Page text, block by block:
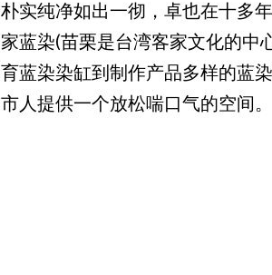
朴实纯净如出一彻，卓也在十多
家蓝染(苗栗是台湾客家文化的中
育蓝染染缸到制作产品多样的蓝
市人提供一个放松喘口气的空间。